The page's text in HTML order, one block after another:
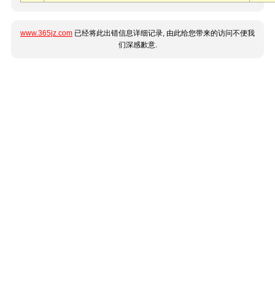
www.365jz.com 已经将此出错信息详细记录, 由此给您带来的访问不便我
们深感歉意.